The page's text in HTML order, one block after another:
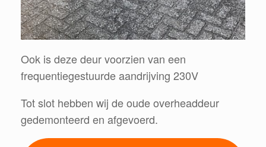
Ook is deze deur voorzien van een
frequentiegestuurde aandrijving 230V
Tot slot hebben wij de oude overheaddeur
gedemonteerd en afgevoerd.